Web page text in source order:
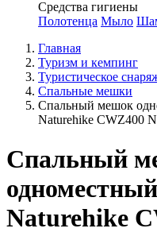
Средства гигиены
Полотенца Мыло
Главная
Туризм и кемпинг
Туристическое
Спальные мешки
Спальный мешок
Naturehike CWZ400
Спальный
Naturehike